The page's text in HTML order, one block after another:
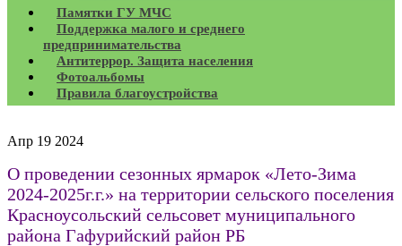
Памятки ГУ МЧС
Поддержка малого и среднего
предпринимательства
Антитеррор. Защита населения
Фотоальбомы
Правила благоустройства
Апр 19 2024
О проведении сезонных ярмарок «Лето-Зима
2024-2025г.г.» на территории сельского поселения
Красноусольский сельсовет муниципального
района Гафурийский район РБ